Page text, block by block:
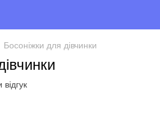
Босоніжки для дівчинки